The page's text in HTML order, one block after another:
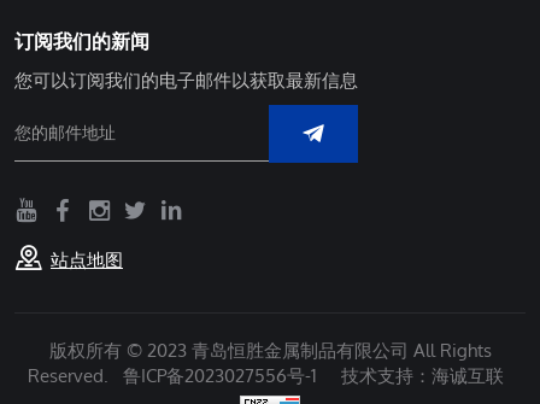
订阅我们的新闻
您可以订阅我们的电子邮件以获取最新信息
站点地图
版权所有 © 2023 青岛恒胜金属制品有限公司 All Rights
Reserved.
鲁ICP备2023027556号-1 技术支持：海诚互联